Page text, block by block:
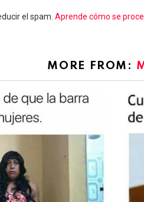
el spam. Aprende cómo se
MORE FROM: